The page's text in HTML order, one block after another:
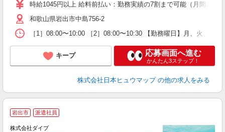
時給1045円以上 給料前払い：勤務実績の7割まで可能（月間の上
和歌山県岩出市中島756-2
［1］08:00〜10:00 ［2］08:00〜10:30 【勤務曜日】月、火、
キープ 応募画面へ進む
かんたん3ステップ！
株式会社日本ヒュウマップ の他の求人をみる
岩出市 派遣社員
株式会社ダイブ